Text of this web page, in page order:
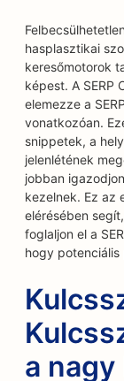
hasplasztikai
keresőmotorok
képest. A SERP
elemezze a
vonatkozóan.
snippetek, a
jelenlétének
jobban
kezelnek. Ez az
elérésében
foglaljon el a
hogy
a